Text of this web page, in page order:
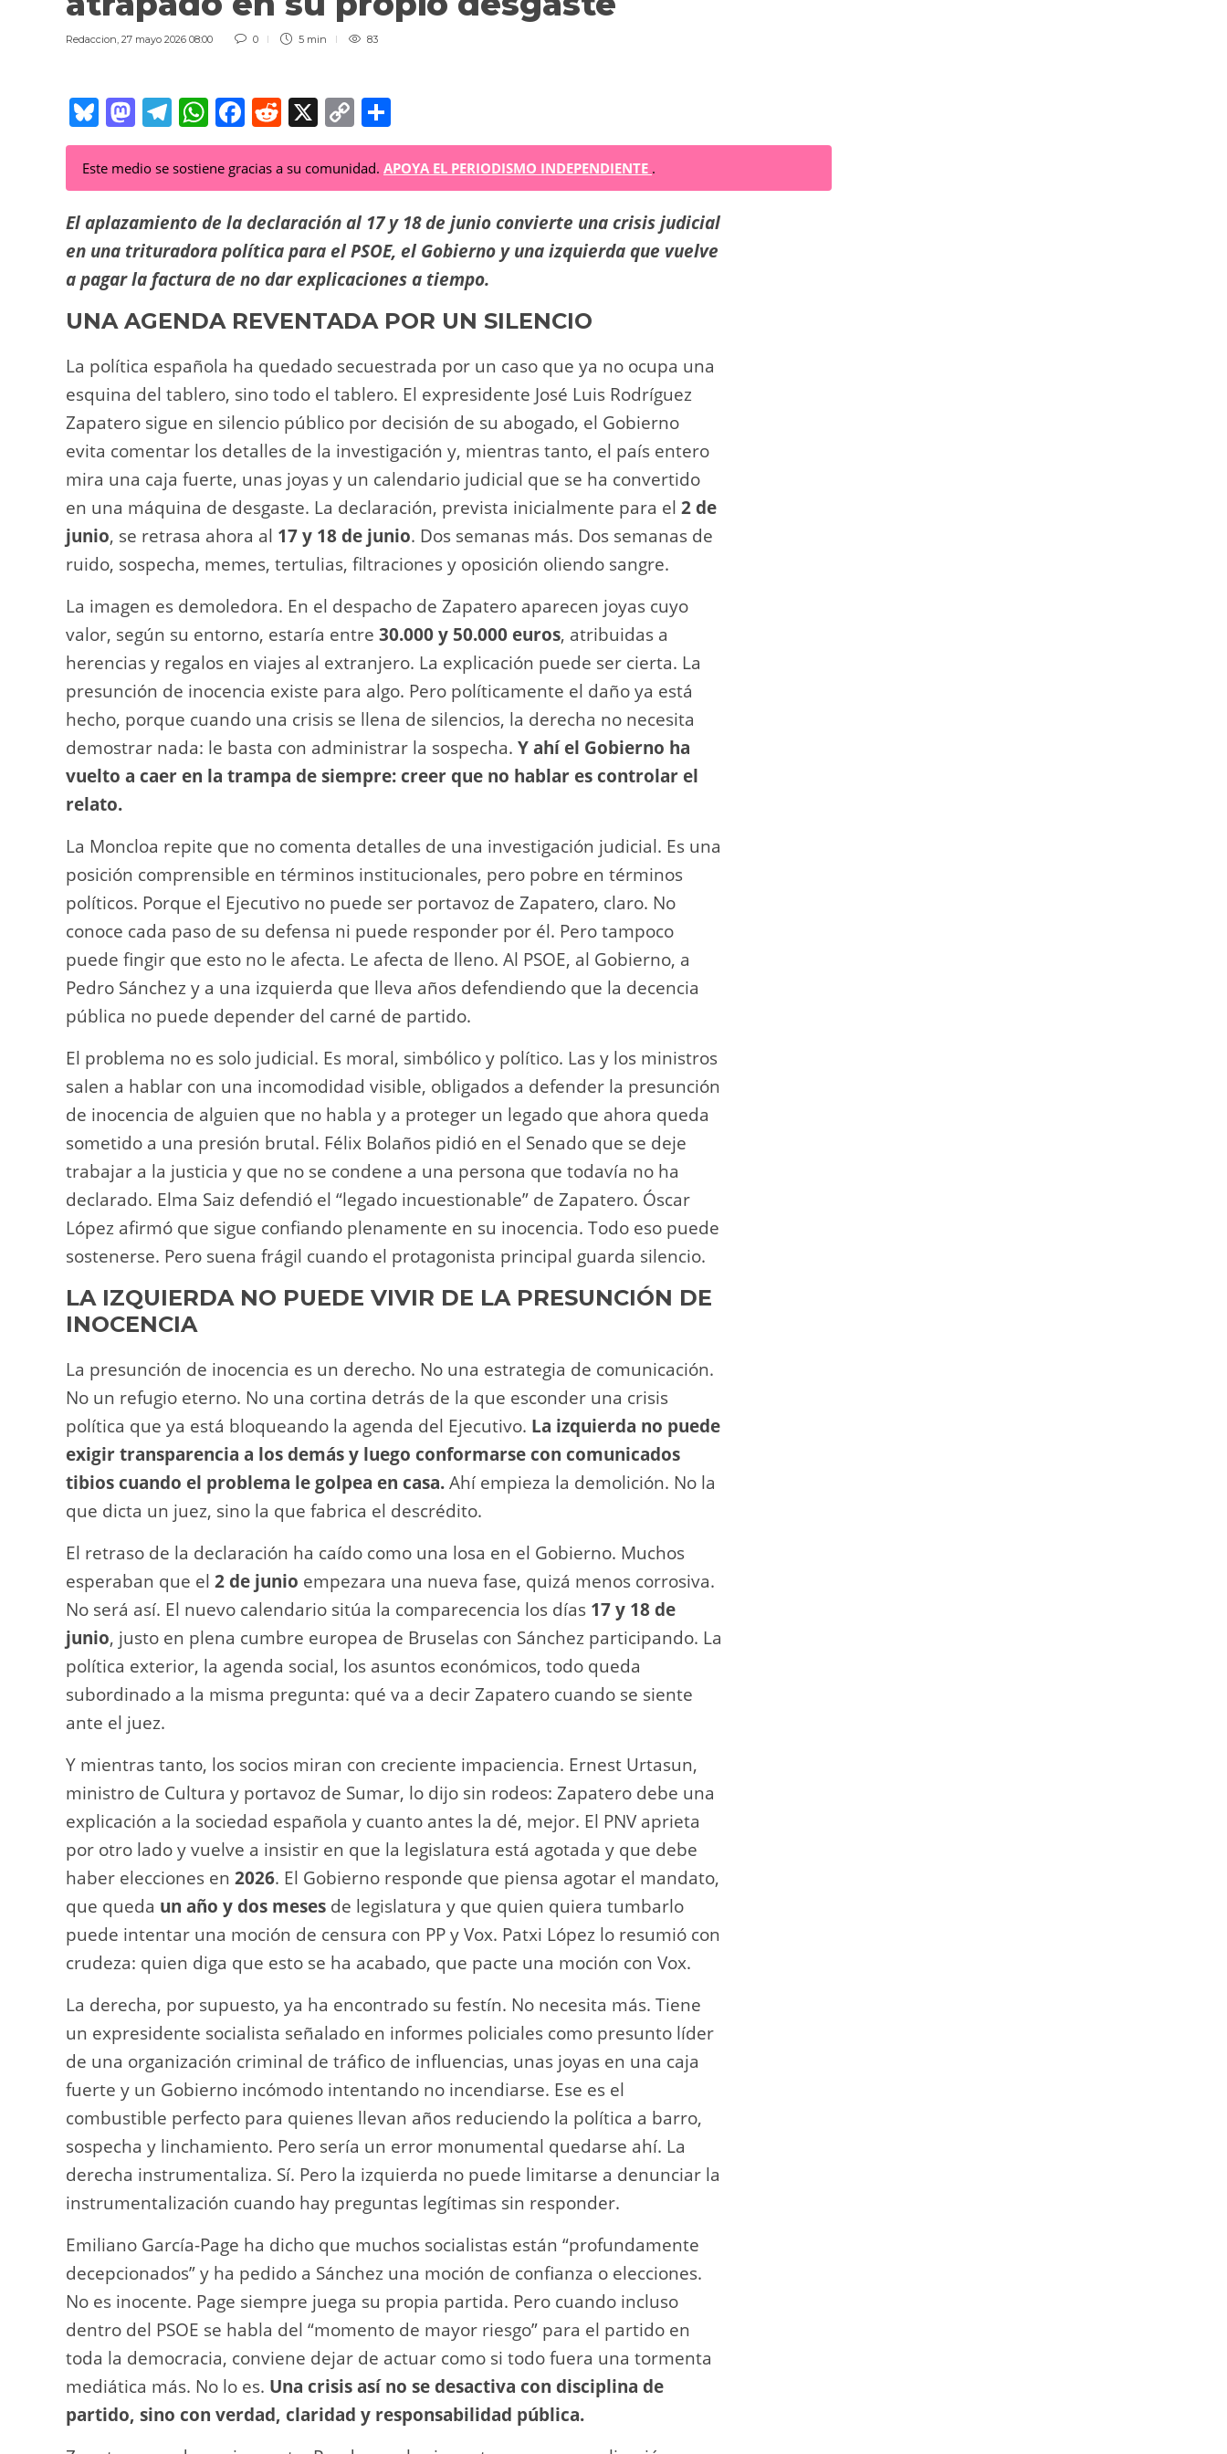
Redaccion, 27 mayo 2026 08:00 0 5 min 83
Bl
u
e
sk
y
M
a
st
o
d
o
n
T
el
e
gr
a
m
W
h
at
s
A
p
p
F
a
c
e
b
o
o
k
R
e
d
di
t
X C
o
p
y
Li
n
k
o
m
p
ar
tir
Este medio se sostiene gracias a su comunidad. APOYA EL PERIODISMO INDEPENDIENTE .
El aplazamiento de la declaración al 17 y 18 de junio convierte una crisis judicial
en una trituradora política para el PSOE, el Gobierno y una izquierda que vuelve
a pagar la factura de no dar explicaciones a tiempo.
UNA AGENDA REVENTADA POR UN SILENCIO
La política española ha quedado secuestrada por un caso que ya no ocupa una
esquina del tablero, sino todo el tablero. El expresidente José Luis Rodríguez
Zapatero sigue en silencio público por decisión de su abogado, el Gobierno
evita comentar los detalles de la investigación y, mientras tanto, el país entero
mira una caja fuerte, unas joyas y un calendario judicial que se ha convertido
en una máquina de desgaste. La declaración, prevista inicialmente para el 2 de
junio, se retrasa ahora al 17 y 18 de junio. Dos semanas más. Dos semanas de
ruido, sospecha, memes, tertulias, filtraciones y oposición oliendo sangre.
La imagen es demoledora. En el despacho de Zapatero aparecen joyas cuyo
valor, según su entorno, estaría entre 30.000 y 50.000 euros, atribuidas a
herencias y regalos en viajes al extranjero. La explicación puede ser cierta. La
presunción de inocencia existe para algo. Pero políticamente el daño ya está
hecho, porque cuando una crisis se llena de silencios, la derecha no necesita
demostrar nada: le basta con administrar la sospecha. Y ahí el Gobierno ha
vuelto a caer en la trampa de siempre: creer que no hablar es controlar el
relato.
La Moncloa repite que no comenta detalles de una investigación judicial. Es una
posición comprensible en términos institucionales, pero pobre en términos
políticos. Porque el Ejecutivo no puede ser portavoz de Zapatero, claro. No
conoce cada paso de su defensa ni puede responder por él. Pero tampoco
puede fingir que esto no le afecta. Le afecta de lleno. Al PSOE, al Gobierno, a
Pedro Sánchez y a una izquierda que lleva años defendiendo que la decencia
pública no puede depender del carné de partido.
El problema no es solo judicial. Es moral, simbólico y político. Las y los ministros
salen a hablar con una incomodidad visible, obligados a defender la presunción
de inocencia de alguien que no habla y a proteger un legado que ahora queda
sometido a una presión brutal. Félix Bolaños pidió en el Senado que se deje
trabajar a la justicia y que no se condene a una persona que todavía no ha
declarado. Elma Saiz defendió el “legado incuestionable” de Zapatero. Óscar
López afirmó que sigue confiando plenamente en su inocencia. Todo eso puede
sostenerse. Pero suena frágil cuando el protagonista principal guarda silencio.
LA IZQUIERDA NO PUEDE VIVIR DE LA PRESUNCIÓN DE
INOCENCIA
La presunción de inocencia es un derecho. No una estrategia de comunicación.
No un refugio eterno. No una cortina detrás de la que esconder una crisis
política que ya está bloqueando la agenda del Ejecutivo. La izquierda no puede
exigir transparencia a los demás y luego conformarse con comunicados
tibios cuando el problema le golpea en casa.Ahí empieza la demolición. No la
que dicta un juez, sino la que fabrica el descrédito.
El retraso de la declaración ha caído como una losa en el Gobierno. Muchos
esperaban que el 2 de junio empezara una nueva fase, quizá menos corrosiva.
No será así. El nuevo calendario sitúa la comparecencia los días 17 y 18 de
junio, justo en plena cumbre europea de Bruselas con Sánchez participando. La
política exterior, la agenda social, los asuntos económicos, todo queda
subordinado a la misma pregunta: qué va a decir Zapatero cuando se siente
ante el juez.
Y mientras tanto, los socios miran con creciente impaciencia. Ernest Urtasun,
ministro de Cultura y portavoz de Sumar, lo dijo sin rodeos: Zapatero debe una
explicación a la sociedad española y cuanto antes la dé, mejor. El PNV aprieta
por otro lado y vuelve a insistir en que la legislatura está agotada y que debe
haber elecciones en 2026. El Gobierno responde que piensa agotar el mandato,
que queda un año y dos meses de legislatura y que quien quiera tumbarlo
puede intentar una moción de censura con PP y Vox. Patxi López lo resumió con
crudeza: quien diga que esto se ha acabado, que pacte una moción con Vox.
La derecha, por supuesto, ya ha encontrado su festín. No necesita más. Tiene
un expresidente socialista señalado en informes policiales como presunto líder
de una organización criminal de tráfico de influencias, unas joyas en una caja
fuerte y un Gobierno incómodo intentando no incendiarse. Ese es el
combustible perfecto para quienes llevan años reduciendo la política a barro,
sospecha y linchamiento. Pero sería un error monumental quedarse ahí. La
derecha instrumentaliza. Sí. Pero la izquierda no puede limitarse a denunciar la
instrumentalización cuando hay preguntas legítimas sin responder.
Emiliano García-Page ha dicho que muchos socialistas están “profundamente
decepcionados” y ha pedido a Sánchez una moción de confianza o elecciones.
No es inocente. Page siempre juega su propia partida. Pero cuando incluso
dentro del PSOE se habla del “momento de mayor riesgo” para el partido en
toda la democracia, conviene dejar de actuar como si todo fuera una tormenta
mediática más. No lo es. Una crisis así no se desactiva con disciplina de
partido, sino con verdad, claridad y responsabilidad pública.